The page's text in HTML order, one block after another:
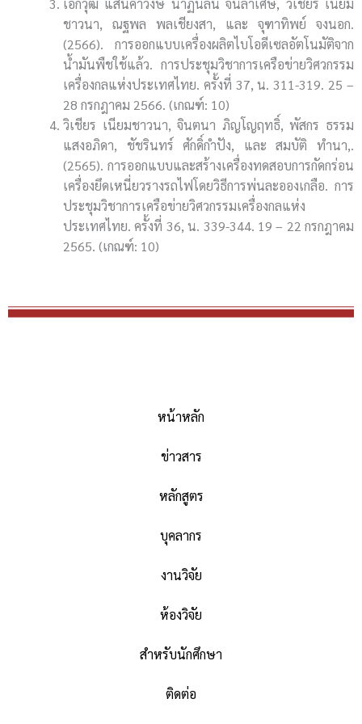
เอกวุฒิ แสนคำวงษ์ นาฏนลิน จันลาเศษ, วิเชียร เนียม
ชาวนา, ณฐพล พลเชียงสา, และ จุฑาทิพย์ จงนอก.
(2566). การออกแบบเครื่องผลิตไบโอดีเซลอัตโนมัติจาก
น้ำมันพืชใช้แล้ว. การประชุมวิชาการเครือข่ายวิศวกรรม
เครื่องกลแห่งประเทศไทย. ครั้งที่ 37, น. 311-319. 25 –
28 กรกฎาคม 2566. (เกณฑ์: 10)
วิเชียร เนียมชาวนา, จินตนา ภิญโญฤทธิ์, พัสกร ธรรม
แสงอภิดา, ชัชรินทร์ ศักดิ์กำปัง, และ สมบัติ ทำนา,.
(2565). การออกแบบและสร้างเครื่องทดสอบการกัดกร่อน
เครื่องยึดเหนี่ยวรางรถไฟโดยวิธีการพ่นละอองเกลือ. การ
ประชุมวิชาการเครือข่ายวิศวกรรมเครื่องกลแห่ง
ประเทศไทย. ครั้งที่ 36, น. 339-344. 19 – 22 กรกฎาคม
2565. (เกณฑ์: 10)
หน้าหลัก
ข่าวสาร
หลักสูตร
บุคลากร
งานวิจัย
ห้องวิจัย
สำหรับนักศึกษา
ติดต่อ